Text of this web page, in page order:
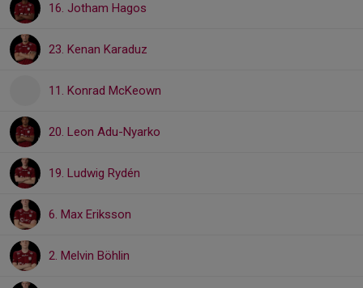
16. Jotham Hagos
23. Kenan Karaduz
11. Konrad McKeown
20. Leon Adu-Nyarko
19. Ludwig Rydén
6. Max Eriksson
2. Melvin Böhlin